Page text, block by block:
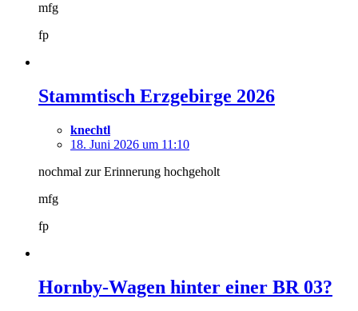
mfg
fp
Stammtisch Erzgebirge 2026
knechtl
18. Juni 2026 um 11:10
nochmal zur Erinnerung hochgeholt
mfg
fp
Hornby-Wagen hinter einer BR 03?